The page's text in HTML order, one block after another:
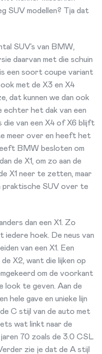
SUV modellen? Tja dat
SUV’s van BMW,
daarvan met die schuin
een soort coupe variant
met de X3 en X4
dat kunnen we dan ook
echter het dak van een
die van een X4 of X6 blijft
meer over en heeft het
BMW besloten om
de X1, om zo aan de
X1 neer te zetten, maar
praktische SUV over te
dan een X1. Zo
hoek. De neus van
van een X1. Een
X2, want die lijken op
om de voorkant
look te geven. Aan de
hele gave en unieke lijn
C stijl van de auto met
wat linkt naar de
70 zoals de 3.0 CSL
zie je dat de A stijl